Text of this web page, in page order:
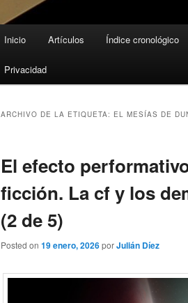
Inicio Artículos Índice cronológico
Privacidad
ARCHIVO DE LA ETIQUETA: EL MESÍAS DE
El efecto
ficción. La cf y los
(2 de 5)
Posted on 19 enero, 2026porJulián Díez